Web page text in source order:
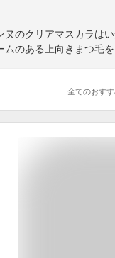
ヌのクリアマスカラは
ムのある上向きまつ毛を
全てのおすす